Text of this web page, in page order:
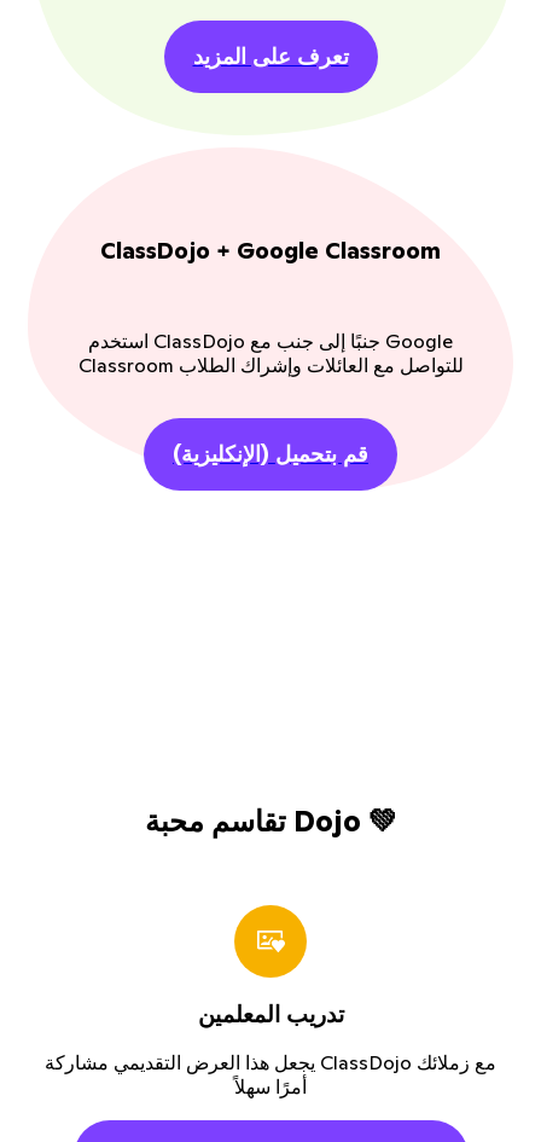
تعرف على المزيد
ClassDojo + Google Classroom
استخدم ClassDojo جنبًا إلى جنب مع Google
Classroom للتواصل مع العائلات وإشراك الطلاب
قم بتحميل (الإنكليزية)
تقاسم محبة Dojo 💚
تدريب المعلمين
يجعل هذا العرض التقديمي مشاركة ClassDojo مع زملائك
أمرًا سهلاً